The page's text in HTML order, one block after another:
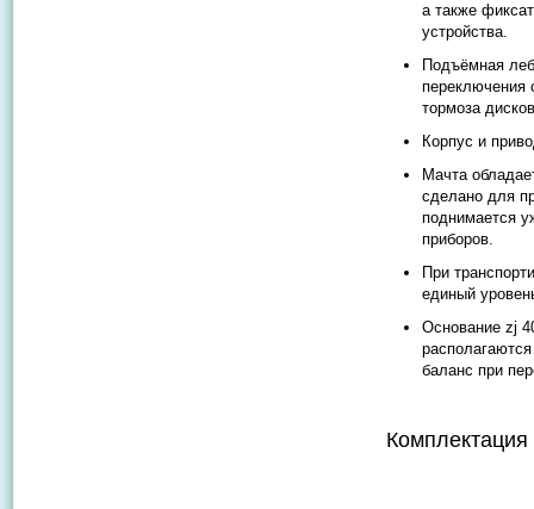
а также
устройства.
Подъёмная
переключения
тормоза
Корпус и
Мачта
сделано для
поднимается
приборов.
При
единый
Основание zj
баланс при
Комплектация